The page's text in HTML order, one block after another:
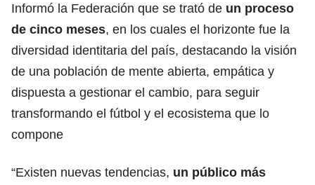
Informó la Federación que se trató de un proceso
de cinco meses, en los cuales el horizonte fue la
diversidad identitaria del país, destacando la visión
de una población de mente abierta, empática y
dispuesta a gestionar el cambio, para seguir
transformando el fútbol y el ecosistema que lo
compone
“Existen nuevas tendencias, un público más